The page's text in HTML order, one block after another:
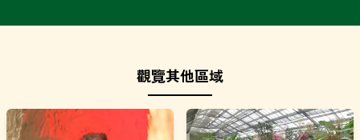
觀覽其他區域